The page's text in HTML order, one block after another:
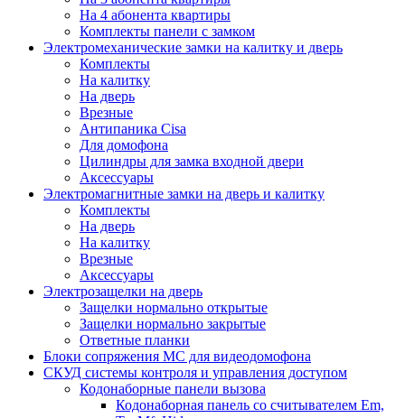
На 4 абонента квартиры
Комплекты панели с замком
Электромеханические замки на калитку и дверь
Комплекты
На калитку
На дверь
Врезные
Антипаника Cisa
Для домофона
Цилиндры для замка входной двери
Аксессуары
Электромагнитные замки на дверь и калитку
Комплекты
На дверь
На калитку
Врезные
Аксессуары
Электрозащелки на дверь
Защелки нормально открытые
Защелки нормально закрытые
Ответные планки
Блоки сопряжения МС для видеодомофона
СКУД системы контроля и управления доступом
Кодонаборные панели вызова
Кодонаборная панель со считывателем Em,